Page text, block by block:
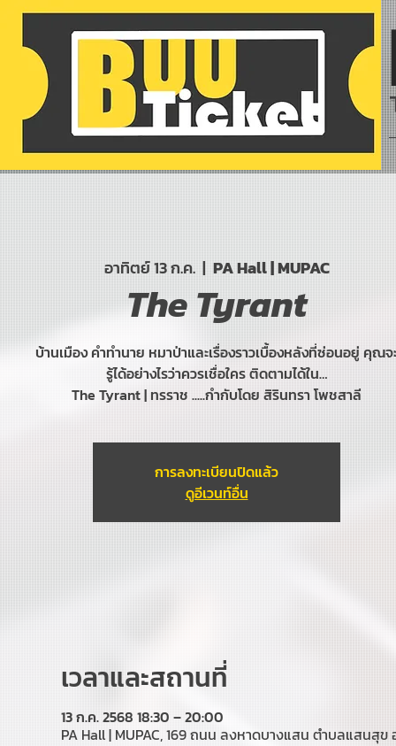
อาทิตย์ 13 ก.ค.
  |
PA Hall | MUPAC
The Tyrant
บ้านเมือง คำทำนาย หมาป่าและเรื่องราวเบื้องหลังที่ซ่อนอยู่ คุณจ
รู้ได้อย่างไรว่าควรเชื่อใคร ติดตามได้ใน…
The Tyrant | ทรราช .....กำกับโดย สิรินทรา โพชสาลี
การลงทะเบียนปิดแล้ว
ดูอีเวนท์อื่น
เวลาและสถานที่
13 ก.ค. 2568 18:30 – 20:00
PA Hall | MUPAC, 169 ถนน ลงหาดบางแสน ตำบลแสนสุข